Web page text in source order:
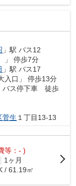
」駅 バス12
」 停歩7分
」駅 バス17
入口」 停歩13分
バス停下車 徒歩
菅生 １丁目13-13
等：- )
1ヶ月
/ 61.19㎡